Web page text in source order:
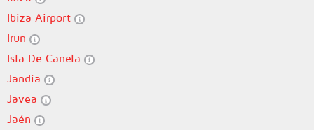
Ibiza Airport
Irun
Isla De Canela
Jandía
Javea
Jaén